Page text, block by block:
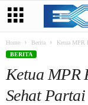
Home Berita
Ketua MPR
BERITA
Ketua MPR
Sehat